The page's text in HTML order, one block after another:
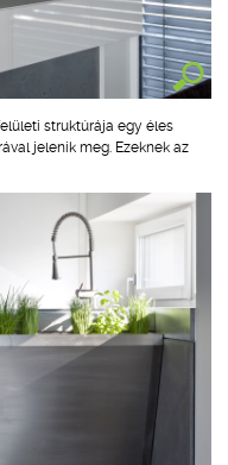
struktúrája egy éles
jelenik meg. Ezeknek az